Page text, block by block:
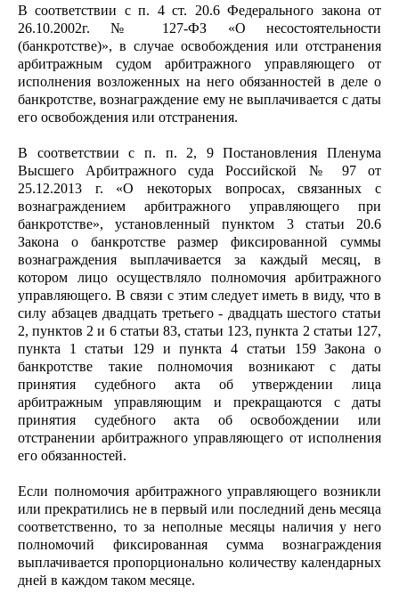
В соответствии с п. 4 ст. 20.6 Федерального закона от
26.10.2002г. № 127-ФЗ «О несостоятельности
(банкротстве)», в случае освобождения или отстранения
арбитражным судом арбитражного управляющего от
исполнения возложенных на него обязанностей в деле о
банкротстве, вознаграждение ему не выплачивается с даты
его освобождения или отстранения.
В соответствии с п. п. 2, 9 Постановления Пленума
Высшего Арбитражного суда Российской № 97 от
25.12.2013 г. «О некоторых вопросах, связанных с
вознаграждением арбитражного управляющего при
банкротстве», установленный пунктом 3 статьи 20.6
Закона о банкротстве размер фиксированной суммы
вознаграждения выплачивается за каждый месяц, в
котором лицо осуществляло полномочия арбитражного
управляющего. В связи с этим следует иметь в виду, что в
силу абзацев двадцать третьего - двадцать шестого статьи
2, пунктов 2 и 6 статьи 83, статьи 123, пункта 2 статьи 127,
пункта 1 статьи 129 и пункта 4 статьи 159 Закона о
банкротстве такие полномочия возникают с даты
принятия судебного акта об утверждении лица
арбитражным управляющим и прекращаются с даты
принятия судебного акта об освобождении или
отстранении арбитражного управляющего от исполнения
его обязанностей.
Если полномочия арбитражного управляющего возникли
или прекратились не в первый или последний день месяца
соответственно, то за неполные месяцы наличия у него
полномочий фиксированная сумма вознаграждения
выплачивается пропорционально количеству календарных
дней в каждом таком месяце.